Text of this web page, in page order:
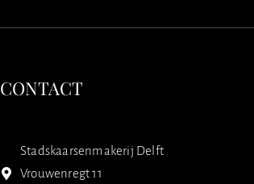
CONTACT
Stadskaarsenmakerij Delft
Vrouwenregt 11